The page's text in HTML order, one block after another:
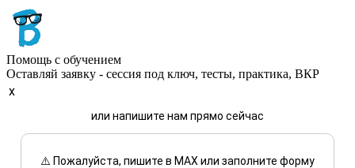
Помощь с обучением
Оставляй заявку - сессия под ключ, тесты, практика, ВКР
x
или напишите нам прямо сейчас
⚠️ Пожалуйста, пишите в MAX или заполните форму